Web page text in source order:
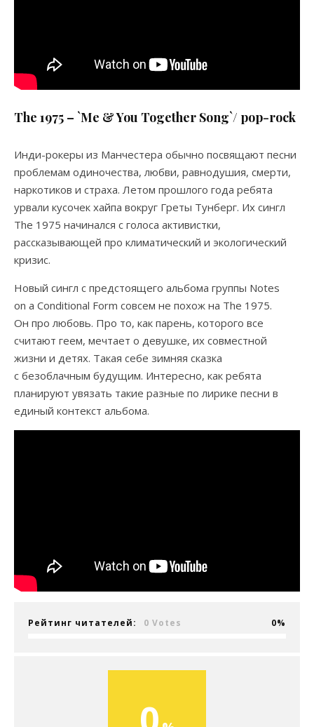
The 1975 – `Me & You Together Song`/ pop-rock
Инди-рокеры из Манчестера обычно посвящают песни
проблемам одиночества, любви, равнодушия, смерти,
наркотиков и страха. Летом прошлого года ребята
урвали кусочек хайпа вокруг Греты Тунберг. Их сингл
The 1975 начинался с голоса активистки,
рассказывающей про климатический и экологический
кризис.
Новый сингл с предстоящего альбома группы Notes
on a Conditional Form совсем не похож на The 1975.
Он про любовь. Про то, как парень, которого все
считают геем, мечтает о девушке, их совместной
жизни и детях. Такая себе зимняя сказка
с безоблачным будущим. Интересно, как ребята
планируют увязать такие разные по лирике песни в
единый контекст альбома.
Рейтинг читателей: 0 Votes 0